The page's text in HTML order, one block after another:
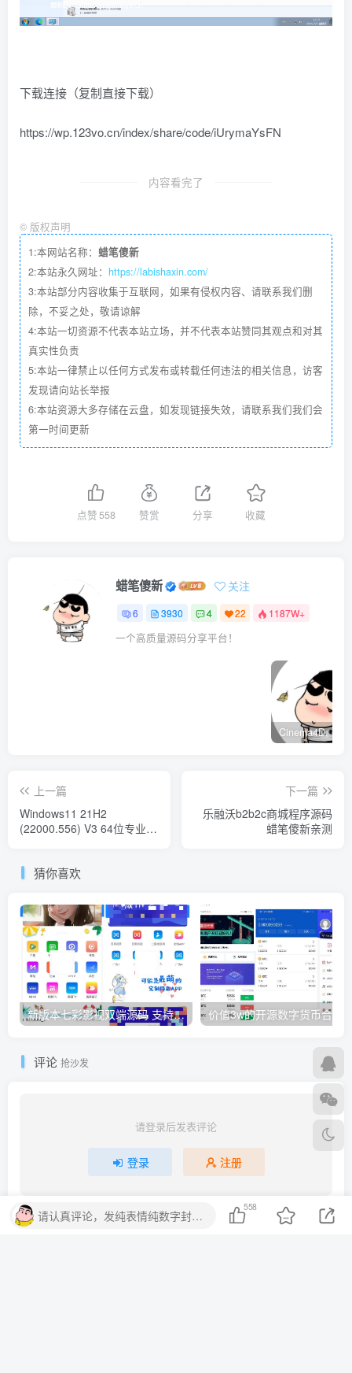
下载连接（复制直接下载）
https://wp.123vo.cn/index/share/code/iUrymaYsFN
内容看完了
© 版权声明
1:本网站名称： 蜡笔傻新
2:本站永久网址： https://labishaxin.com/
3:本站部分内容收集于互联网，如果有侵权内容、请联系我们删
除，不妥之处，敬请谅解
4:本站一切资源不代表本站立场，并不代表本站赞同其观点和对其
真实性负责
5:本站一律禁止以任何方式发布或转载任何违法的相关信息，访客
发现请向站长举报
6:本站资源大多存储在云盘，如发现链接失效，请联系我们我们会
第一时间更新
点赞 558 赞赏 分享 收藏
蜡笔傻新 关注
6 3930 4 22 1187W+
一个高质量源码分享平台！
上一篇
Windows11 21H2
(22000.556) V3 64位专业版
下一篇
乐融沃b2b2c商城程序源码
蜡笔傻新亲测
猜你喜欢
新版本七彩影视双端源码 支持PC+WAP+APP三端 对接苹果CMS后台
评论 抢沙发
请登录后发表评论
登录 注册
请认真评论，发纯表情纯数字封号处理。
558